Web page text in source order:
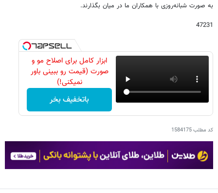
به صورت شبانه‌روزی با همکاران ما در میان بگذارند.
47231
ابزار کامل برای اصلاح مو و
صورت (قیمت رو ببینی باور
نمیکنی!)
باتخفیف بخر
کد مطلب1584175